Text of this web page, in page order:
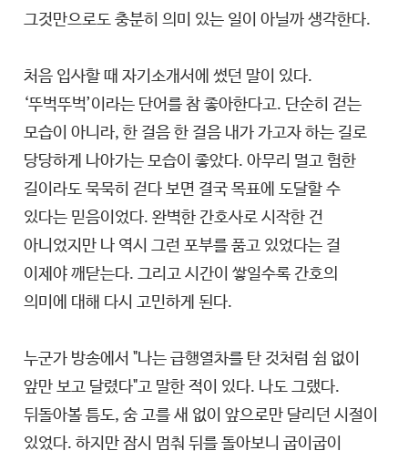
그것만으로도 충분히 의미 있는 일이 아닐까 생각한다.
처음 입사할 때 자기소개서에 썼던 말이 있다.
‘뚜벅뚜벅’이라는 단어를 참 좋아한다고. 단순히 걷는
모습이 아니라, 한 걸음 한 걸음 내가 가고자 하는 길로
당당하게 나아가는 모습이 좋았다. 아무리 멀고 험한
길이라도 묵묵히 걷다 보면 결국 목표에 도달할 수
있다는 믿음이었다. 완벽한 간호사로 시작한 건
아니었지만 나 역시 그런 포부를 품고 있었다는 걸
이제야 깨닫는다. 그리고 시간이 쌓일수록 간호의
의미에 대해 다시 고민하게 된다.
누군가 방송에서 "나는 급행열차를 탄 것처럼 쉼 없이
앞만 보고 달렸다"고 말한 적이 있다. 나도 그랬다.
뒤돌아볼 틈도, 숨 고를 새 없이 앞으로만 달리던 시절이
있었다. 하지만 잠시 멈춰 뒤를 돌아보니 굽이굽이